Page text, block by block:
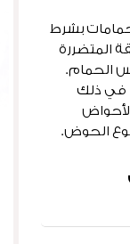
بشرط
المتضررة
الحمام.
في ذلك
الحوض.